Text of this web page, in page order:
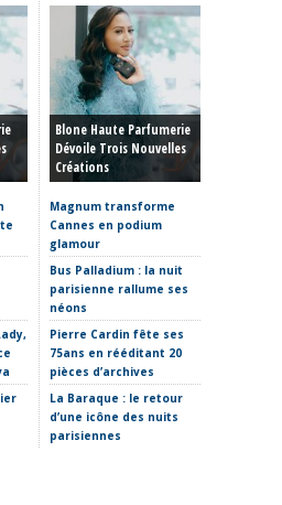
Blone Haute Parfumerie
Dévoile Trois Nouvelles
Créations
Magnum transforme
Cannes en podium
glamour
Bus Palladium : la nuit
parisienne rallume ses
néons
Pierre Cardin fête ses
75ans en rééditant 20
pièces d’archives
La Baraque : le retour
d’une icône des nuits
parisiennes